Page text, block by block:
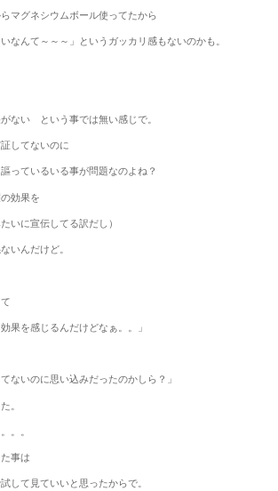
マグネシウムボール使ってたから
なんて～～～」というガッカリ感もないのかも。
ない という事では無い感じで。
してないのに
っているいる事が問題なのよね？
効果を
いに宣伝してる訳だし）
いんだけど。
果を感じるんだけどなぁ。。」
ないのに思い込みだったのかしら？」
。
。。
事は
して見ていいと思ったからで。